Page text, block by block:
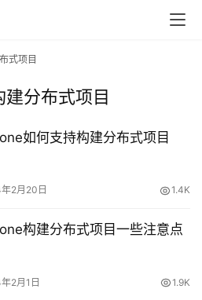
式项目
分布式项目
如何支持构建分布式项目
2月20日 1.4K
构建分布式项目一些注意点
2月1日 1.9K